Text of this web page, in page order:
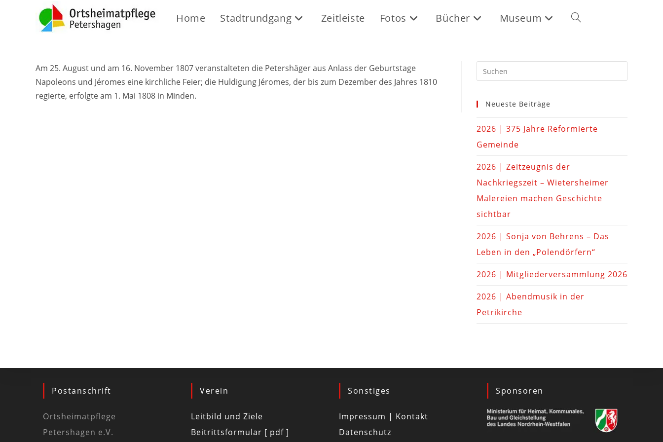
Home Stadtrundgang Zeitleiste Fotos Bücher Museum
Am 25. August und am 16. November 1807 veranstalteten die Petershäger aus Anlass der Geburtstage
Napoleons und Jéromes eine kirchliche Feier; die Huldigung Jéromes, der bis zum Dezember des Jahres 1810
regierte, erfolgte am 1. Mai 1808 in Minden.
Neueste Beiträge
2026 | 375 Jahre Reformierte
Gemeinde
2026 | Zeitzeugnis der
Nachkriegszeit – Wietersheimer
Malereien machen Geschichte
sichtbar
2026 | Sonja von Behrens – Das
Leben in den „Polendörfern“
2026 | Mitgliederversammlung 2026
2026 | Abendmusik in der
Petrikirche
Postanschrift
Ortsheimatpflege
Petershagen e.V.
Verein
Leitbild und Ziele
Beitrittsformular [ pdf ]
Sonstiges
Impressum | Kontakt
Datenschutz
Sponsoren